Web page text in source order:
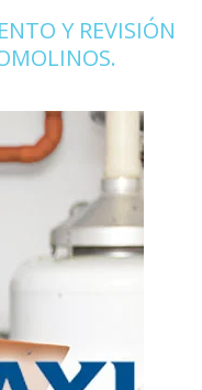
Y REVISIÓN